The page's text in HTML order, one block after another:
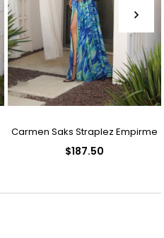
Carmen Saks Straplez Empirme
$187.50